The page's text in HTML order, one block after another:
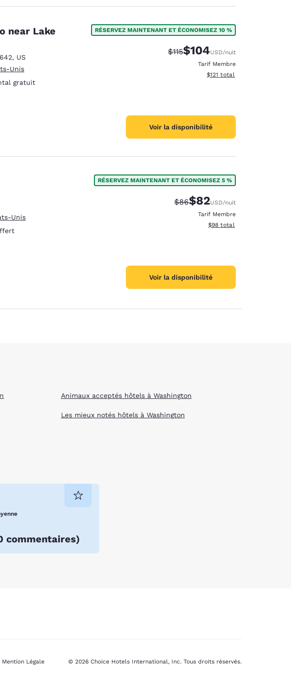
near Lake
, US
Unis
gratuit
RÉSERVEZ MAINTENANT ET ÉCONOMISEZ 10 %
Tarif barré :
$115Tarif réduit :
$104USD/nuit
Tarif Membre
Afficher les détails du total
$121 total
Voir la disponibilité
Unis
RÉSERVEZ MAINTENANT ET ÉCONOMISEZ 5 %
Tarif barré :
$86Tarif réduit :
$82USD/nuit
Tarif Membre
Afficher les détails du total
$98 total
Voir la disponibilité
Animaux acceptés hôtels à Washington
Les mieux notés hôtels à Washington
commentaires)
Paramètres des cookies
Mention Légale © 2026 Choice Hotels International, Inc. Tous droits réservés.